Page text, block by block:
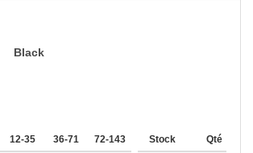
Black
12-35 36-71 72-143 144-287 288 +
Stock Qté